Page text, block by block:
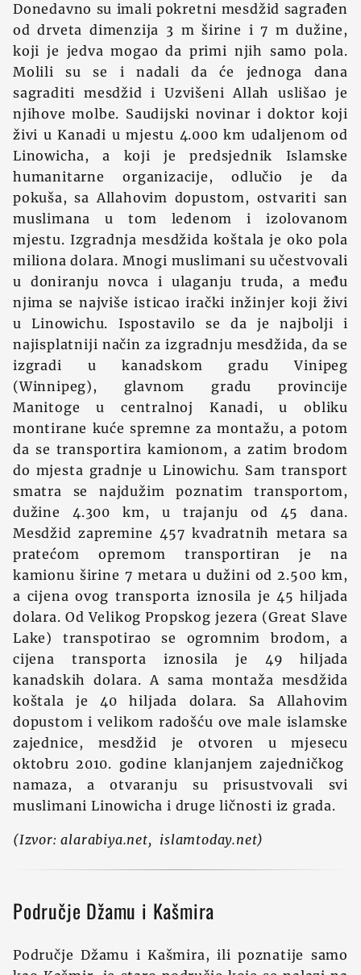
Donedavno su imali pokretni mesdžid sagrađen
od drveta dimenzija 3 m širine i 7 m dužine,
koji je jedva mogao da primi njih samo pola.
Molili su se i nadali da će jednoga dana
sagraditi mesdžid i Uzvišeni Allah uslišao je
njihove molbe. Saudijski novinar i doktor koji
živi u Kanadi u mjestu 4.000 km udaljenom od
Linowicha, a koji je predsjednik Islamske
humanitarne organizacije, odlučio je da
pokuša, sa Allahovim dopustom, ostvariti san
muslimana u tom ledenom i izolovanom
mjestu. Izgradnja mesdžida koštala je oko pola
miliona dolara. Mnogi muslimani su učestvovali
u doniranju novca i ulaganju truda, a među
njima se najviše isticao irački inžinjer koji živi
u Linowichu. Ispostavilo se da je najbolji i
najisplatniji način za izgradnju mesdžida, da se
izgradi u kanadskom gradu Vinipeg
(Winnipeg), glavnom gradu provincije
Manitoge u centralnoj Kanadi, u obliku
montirane kuće spremne za montažu, a potom
da se transportira kamionom, a zatim brodom
do mjesta gradnje u Linowichu. Sam transport
smatra se najdužim poznatim transportom,
dužine 4.300 km, u trajanju od 45 dana.
Mesdžid zapremine 457 kvadratnih metara sa
pratećom opremom transportiran je na
kamionu širine 7 metara u dužini od 2.500 km,
a cijena ovog transporta iznosila je 45 hiljada
dolara. Od Velikog Propskog jezera (Great Slave
Lake) transpotirao se ogromnim brodom, a
cijena transporta iznosila je 49 hiljada
kanadskih dolara. A sama montaža mesdžida
koštala je 40 hiljada dolara. Sa Allahovim
dopustom i velikom radošću ove male islamske
zajednice, mesdžid je otvoren u mjesecu
oktobru 2010. godine klanjanjem zajedničkog
namaza, a otvaranju su prisustvovali svi
muslimani Linowicha i druge ličnosti iz grada.
(Izvor: alarabiya.net, islamtoday.net)
Područje Džamu i Kašmira
Područje Džamu i Kašmira, ili poznatije samo